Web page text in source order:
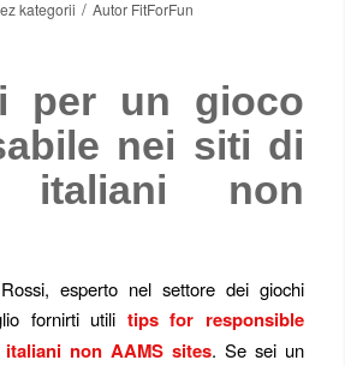
kategorii / Autor FitForFun
per un gioco
nei siti di
italiani non
esperto nel settore dei giochi
fornirti utili tips for responsible
non AAMS sites. Se sei un